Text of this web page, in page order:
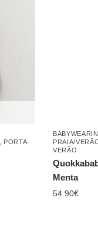
PORTA-
PRAIA/
VERÃO
Menta
54.90€